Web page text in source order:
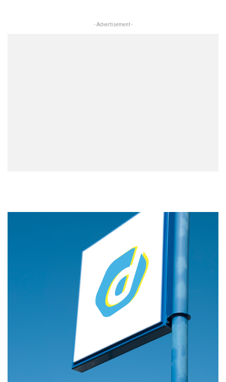
- Advertisement -